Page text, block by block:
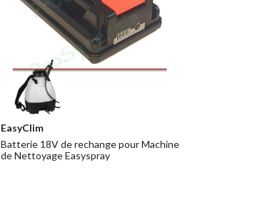
EasyClim
Batterie 18V de rechange pour Machine
de Nettoyage Easyspray